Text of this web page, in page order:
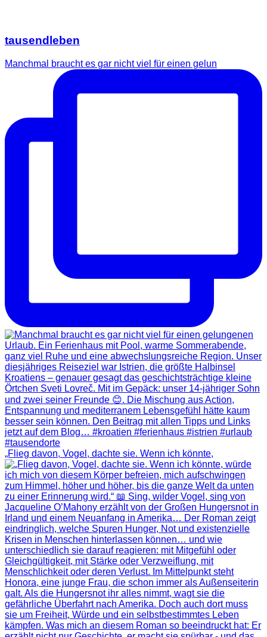
tausendleben
Manchmal braucht es gar nicht viel für einen gelun
„Flieg davon, Vogel, dachte sie. Wenn ich könnte,